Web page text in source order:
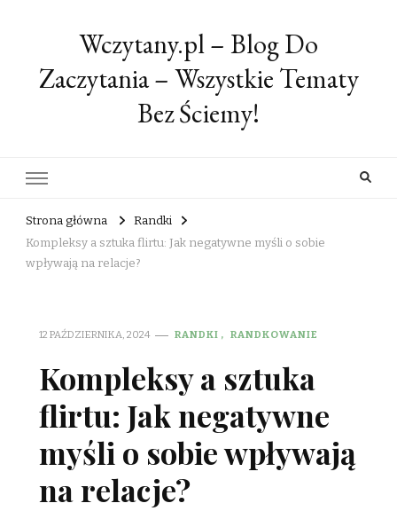
Wczytany.pl – Blog Do
Zaczytania – Wszystkie Tematy
Bez Ściemy!
Strona główna
Randki
Kompleksy a sztuka flirtu: Jak negatywne myśli o sobie
wpływają na relacje?
12 PAŹDZIERNIKA, 2024 RANDKI RANDKOWANIE
Kompleksy a sztuka
flirtu: Jak negatywne
myśli o sobie wpływają
na relacje?